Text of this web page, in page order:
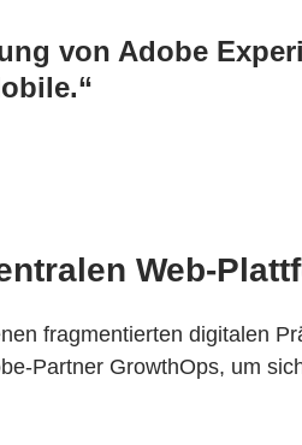
von Adobe
Web-
fragmentierten digitalen
Partner GrowthOps, um